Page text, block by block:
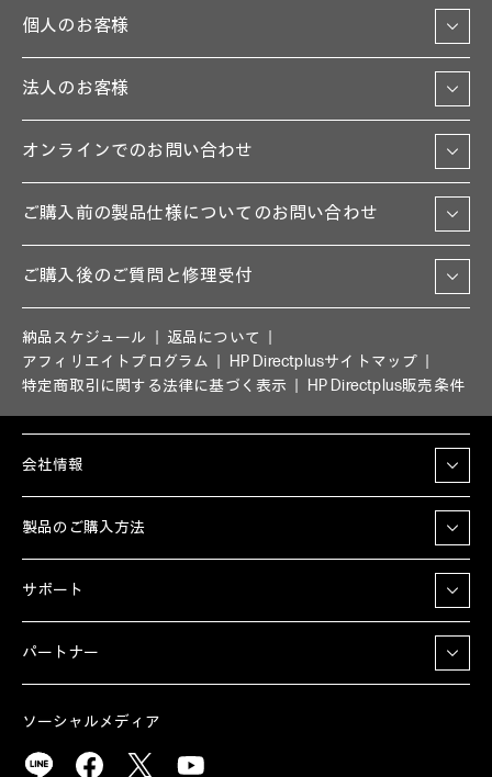
個人のお客様
法人のお客様
オンラインでのお問い合わせ
ご購入前の製品仕様についてのお問い合わせ
ご購入後のご質問と修理受付
納品スケジュール
返品について
アフィリエイトプログラム
HP Directplusサイトマップ
特定商取引に関する法律に基づく表示
HP Directplus販売条件
会社情報
製品のご購入方法
サポート
パートナー
ソーシャルメディア